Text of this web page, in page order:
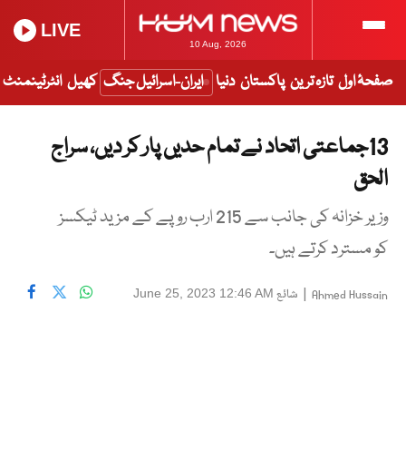
10 Aug, 2026
LIVE
صفحۂ اول تازہ ترین پاکستان دنیا ایران-اسرائیل جنگ کھیل انٹرٹینمنٹ
13جماعتی اتحاد نے تمام حدیں پار کر دیں، سراج
الحق
وزیر خزانہ کی جانب سے 215 ارب روپے کے مزید ٹیکسز
کو مسترد کرتے ہیں۔
Ahmed Hussain
| شائع June 25, 2023 12:46 AM